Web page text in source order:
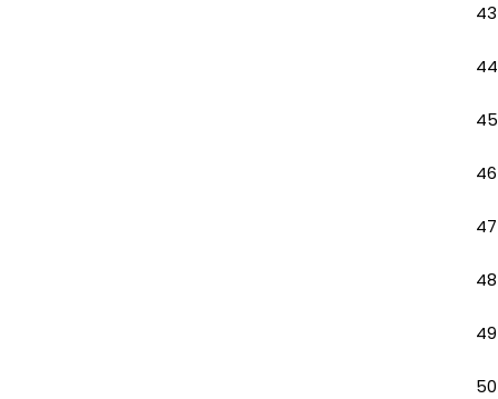
43
44
45
46
47
48
49
50